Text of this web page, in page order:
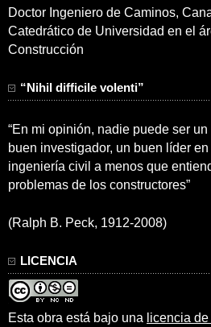
Doctor Ingeniero de Caminos,
Catedrático de Universidad en el
Construcción
“Nihil difficile volenti”
“En mi opinión, nadie puede ser
buen investigador, un buen líder
ingeniería civil a menos que
problemas de los constructores”
(Ralph B. Peck, 1912-2008)
LICENCIA
Esta obra está bajo una licencia